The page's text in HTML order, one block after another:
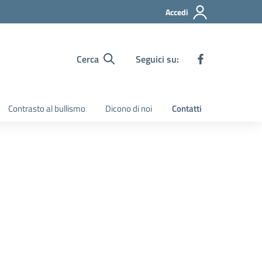
Accedi
Cerca Seguici su:
Contrasto al bullismo Dicono di noi Contatti